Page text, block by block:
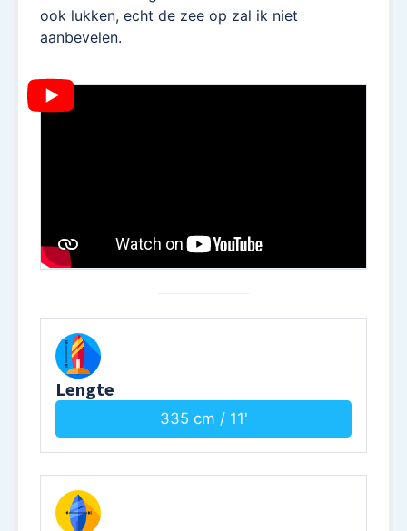
ook lukken, echt de zee op zal ik niet
aanbevelen.
Lengte
335 cm / 11'